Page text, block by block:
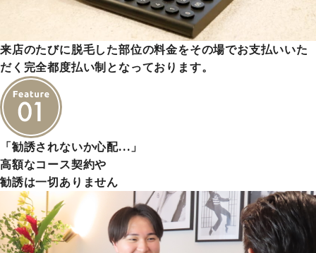
来店のたびに脱毛した部位の料金をその場でお支払いいた
だく完全都度払い制となっております。
「勧誘されないか心配…」
高額なコース契約や
勧誘は一切ありません